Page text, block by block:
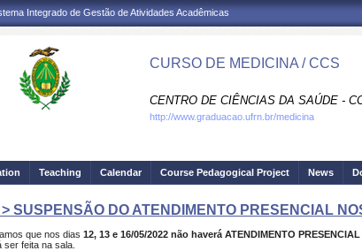
Integrado de Gestão de Atividades Acadêmicas
CURSO DE MEDICINA / CCS
CENTRO DE CIÊNCIAS DA SAÚDE -
http://www.graduacao.ufrn.br/medicina
Teaching Calendar Course Pedagogical Project News
> SUSPENSÃO DO ATENDIMENTO PRESENCIAL
que nos dias 12, 13 e 16/05/2022 não haverá ATENDIMENTO PRESENCIAL
ser feita na sala.